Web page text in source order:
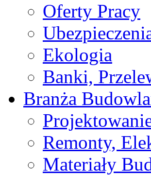
Oferty Pracy
Ekologia
Banki,
Branża
Remonty,
Materiały